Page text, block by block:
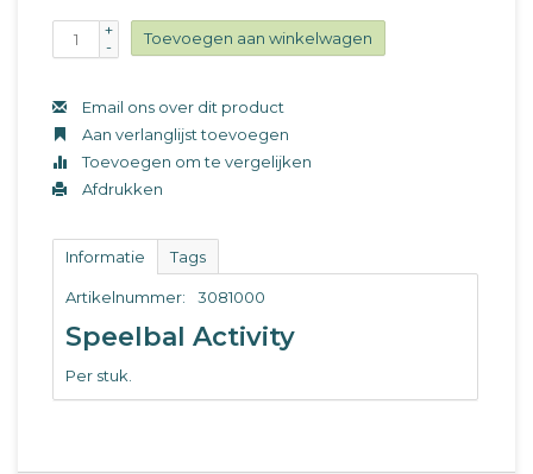
+
-
Toevoegen aan winkelwagen
Email ons over dit product
Aan verlanglijst toevoegen
Toevoegen om te vergelijken
Afdrukken
Informatie Tags
Artikelnummer: 3081000
Speelbal Activity
Per stuk.